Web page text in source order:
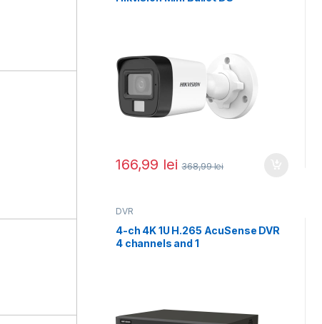
166,99 lei 368,99lei
DVR
4-ch 4K 1U H.265 AcuSense DVR
4 channels and 1